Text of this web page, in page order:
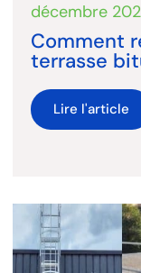
décembre
Comment
terrasse
Lire l'article